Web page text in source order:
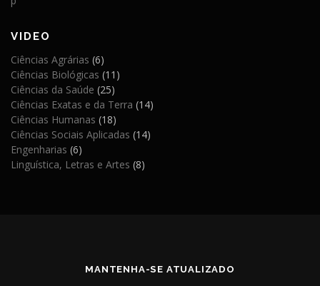
VIDEO
Ciências Agrárias (6)
Ciências Biológicas (11)
Ciências da Saúde (25)
Ciências Exatas e da Terra (14)
Ciências Humanas (18)
Ciências Sociais Aplicadas (14)
Engenharias (6)
Linguística, Letras e Artes (8)
MANTENHA-SE ATUALIZADO